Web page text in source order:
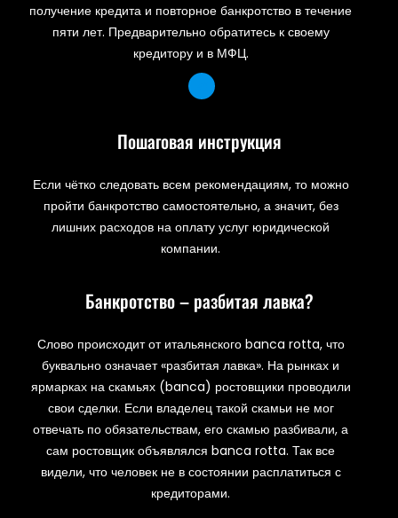
получение кредита и повторное банкротство в течение
пяти лет. Предварительно обратитесь к своему
кредитору и в МФЦ.
Пошаговая инструкция
Если чётко следовать всем рекомендациям, то можно
пройти банкротство самостоятельно, а значит, без
лишних расходов на оплату услуг юридической
компании.
Банкротство – разбитая лавка?
Слово происходит от итальянского banca rotta, что
буквально означает «разбитая лавка». На рынках и
ярмарках на скамьях (banca) ростовщики проводили
свои сделки. Если владелец такой скамьи не мог
отвечать по обязательствам, его скамью разбивали, а
сам ростовщик объявлялся banca rotta. Так все
видели, что человек не в состоянии расплатиться с
кредиторами.